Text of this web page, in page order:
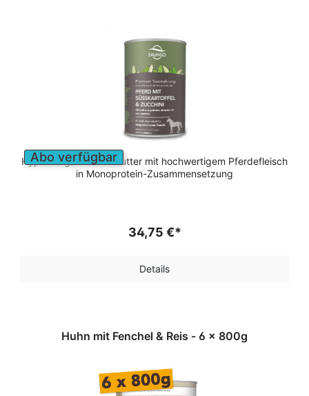
Abo verfügbar
Hypoallergenes Nassfutter mit hochwertigem Pferdefleisch
in Monoprotein-Zusammensetzung
34,75 €*
Details
Huhn mit Fenchel & Reis - 6 x 800g